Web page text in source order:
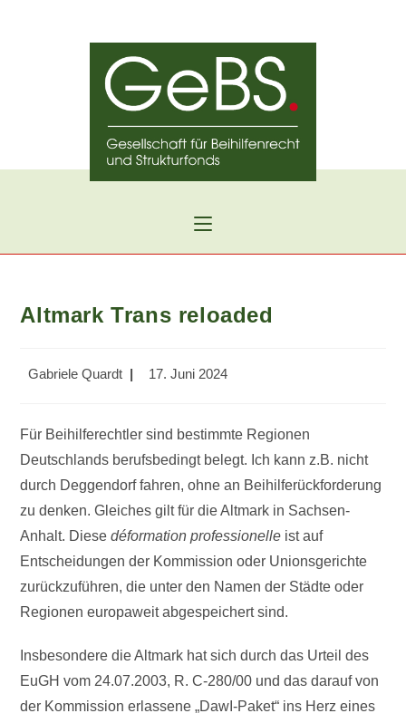
Altmark Trans reloaded
Beitrags-
Gabriele Quardt
Beitrag
17. Juni 2024
Für Beihilferechtler sind bestimmte Regionen
Deutschlands berufsbedingt belegt. Ich kann z.B. nicht
durch Deggendorf fahren, ohne an Beihilferückforderung
zu denken. Gleiches gilt für die Altmark in Sachsen-
Anhalt. Diesedéformation professionelle ist auf
Entscheidungen der Kommission oder Unionsgerichte
zurückzuführen, die unter den Namen der Städte oder
Regionen europaweit abgespeichert sind.
Insbesondere die Altmark hat sich durch das Urteil des
EuGH vom 24.07.2003, R. C-280/00 und das darauf von
der Kommission erlassene „DawI-Paket“ ins Herz eines